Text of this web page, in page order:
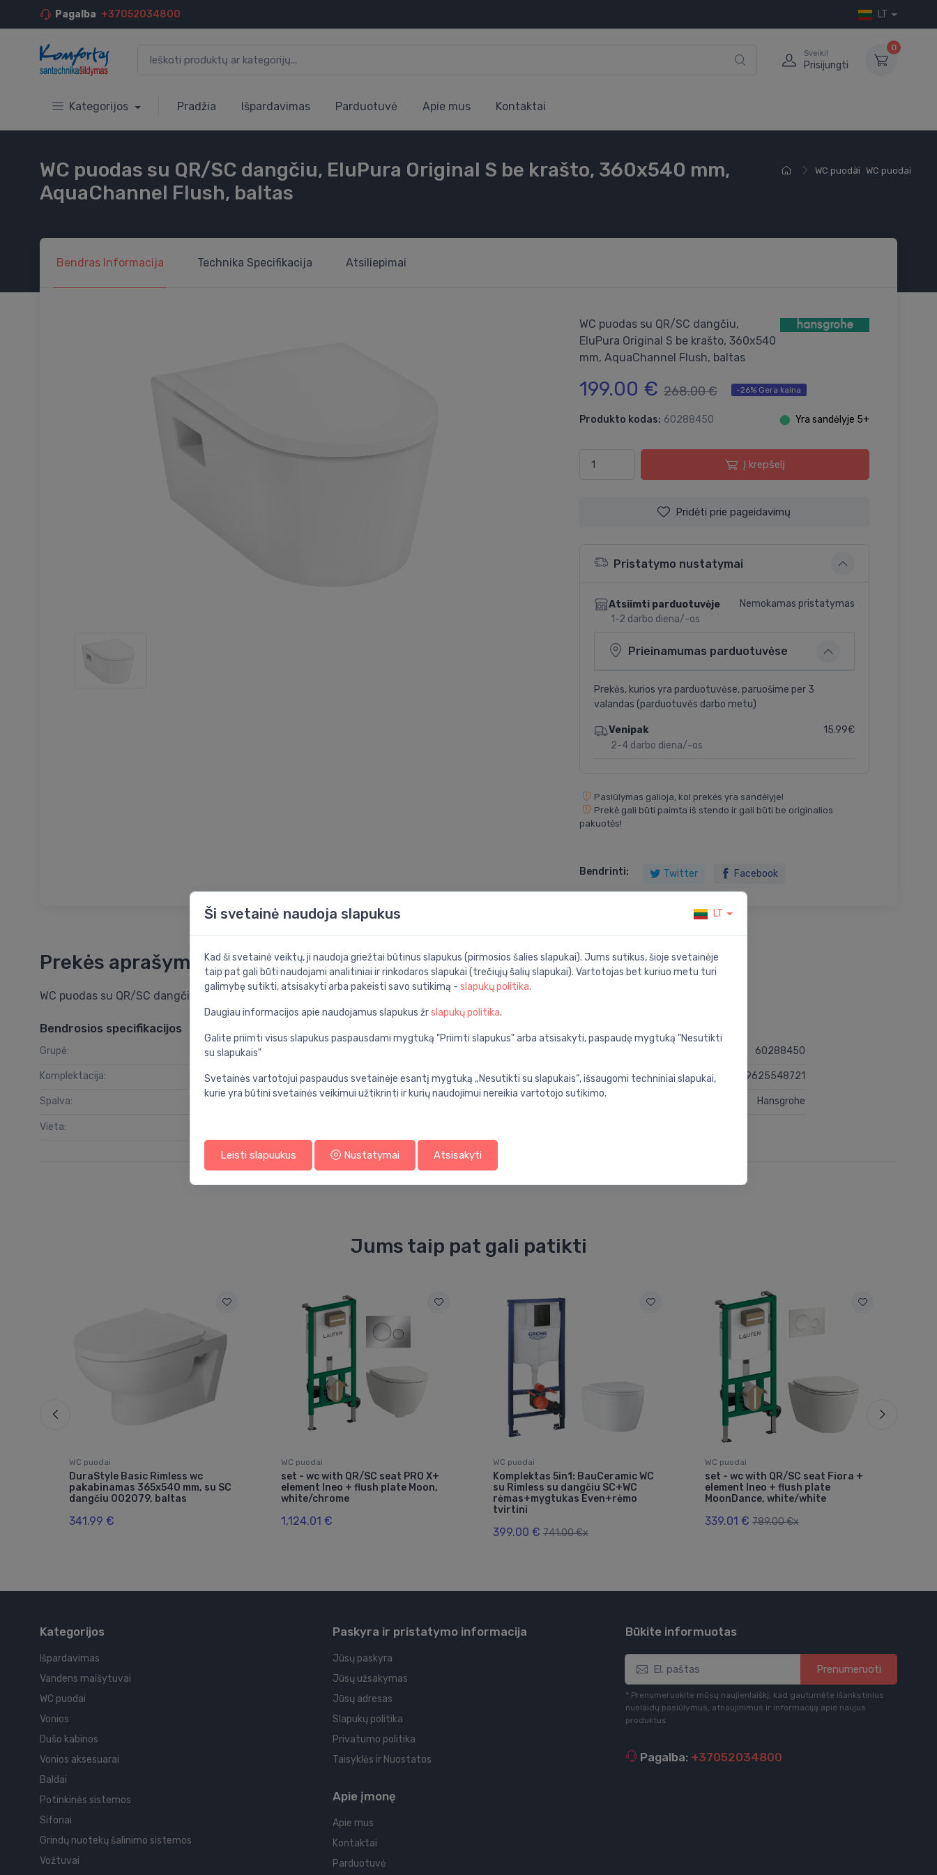
Pagalba +37052034800 LT
Sveiki!
Prisijungti
0
Kategorijos Pradžia Išpardavimas Parduotuvė Apie mus Kontaktai
WC puodai WC puodai
WC puodas su QR/SC dangčiu, EluPura Original S be krašto, 360x540 mm,
AquaChannel Flush, baltas
Bendras Informacija Technika Specifikacija Atsiliepimai
WC puodas su QR/SC dangčiu,
EluPura Original S be krašto, 360x540
mm, AquaChannel Flush, baltas
199.00 € 268.00 € -26% Gera kaina
Produkto kodas: 60288450 ⬤ Yra sandėlyje 5+
Į krepšelį
Pridėti prie pageidavimų
Pristatymo nustatymai
Atsiimti parduotuvėje
1-2 darbo diena/-os
Nemokamas pristatymas
Prieinamumas parduotuvėse
Prekės, kurios yra parduotuvėse, paruošime per 3
valandas (parduotuvės darbo metu)
Venipak
2-4 darbo diena/-os
15.99€
Pasiūlymas galioja, kol prekės yra sandėlyje!
Prekė gali būti paimta iš stendo ir gali būti be originalios
pakuotės!
Bendrinti: Twitter Facebook
Prekės aprašymas
WC puodas su QR/SC dangčiu, EluPura Original S be krašto, 360x540 mm, AquaChannel Flush, baltas
Bendrosios specifikacijos
Grupė:
Komplektacija: sėdynė su dangčiu
Spalva:
Vieta:
60288450
Barkodas: 4059625548721
Hansgrohe
Jums taip pat gali patikti
WC puodai
DuraStyle Basic Rimless wc
pakabinamas 365x540 mm, su SC
dangčiu 002079, baltas
341.99 €
WC puodai
set - wc with QR/SC seat PRO X+
element Ineo + flush plate Moon,
white/chrome
1,124.01 €
WC puodai
Komplektas 5in1: BauCeramic WC
su Rimless su dangčiu SC+WC
rėmas+mygtukas Even+rėmo
tvirtini
399.00 € 741.00 €x
WC puodai
set - wc with QR/SC seat Fiora +
element Ineo + flush plate
MoonDance, white/white
339.01 € 789.00 €x
Kategorijos
Išpardavimas
Vandens maišytuvai
WC puodai
Vonios
Dušo kabinos
Vonios aksesuarai
Baldai
Potinkinės sistemos
Sifonai
Grindų nuotekų šalinimo sistemos
Vožtuvai
Paskyra ir pristatymo informacija
Jūsų paskyra
Jūsų užsakymas
Jūsų adresas
Slapukų politika
Privatumo politika
Taisyklės ir Nuostatos
Apie įmonę
Apie mus
Kontaktai
Parduotuvė
Būkite informuotas
Prenumeruoti
* Prenumeruokite mūsų naujienlaiškį, kad gautumėte išankstinius
nuolaidų pasiūlymus, atnaujinimus ir informaciją apie naujus
produktus
Pagalba: +37052034800
Ši svetainė naudoja slapukus LT
Kad ši svetainė veiktų, ji naudoja griežtai būtinus slapukus (pirmosios šalies slapukai). Jums sutikus, šioje svetainėje
taip pat gali būti naudojami analitiniai ir rinkodaros slapukai (trečiųjų šalių slapukai). Vartotojas bet kuriuo metu turi
galimybę sutikti, atsisakyti arba pakeisti savo sutikimą - slapukų politika.
Daugiau informacijos apie naudojamus slapukus žrslapukų politika.
Galite priimti visus slapukus paspausdami mygtuką "Priimti slapukus" arba atsisakyti, paspaudę mygtuką "Nesutikti
su slapukais"
Svetainės vartotojui paspaudus svetainėje esantį mygtuką „Nesutikti su slapukais“, išsaugomi techniniai slapukai,
kurie yra būtini svetainės veikimui užtikrinti ir kurių naudojimui nereikia vartotojo sutikimo.
Leisti slapuukus Nustatymai Atsisakyti